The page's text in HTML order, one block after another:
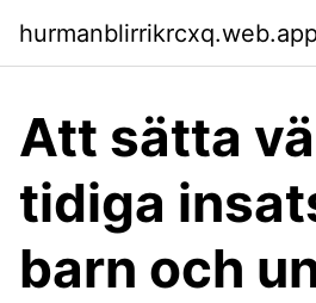
Att sätta
tidiga
barn och